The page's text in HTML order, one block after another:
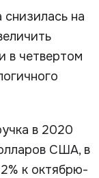
на
в четвертом
в 2020
США, в
к октябрю-